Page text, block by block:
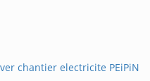
chantier electricite PEiPiN